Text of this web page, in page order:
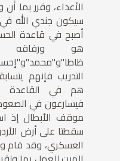
الأعداء، وقرر بما
سيكون جندي الله
أصبح في قاعدة
هو ورفاقه
التدريب فإنهم
هم في القاعدة
فيسارعون في
موقف الأبطال إذ
سقطتا على أرض
العسكري، وقد قام